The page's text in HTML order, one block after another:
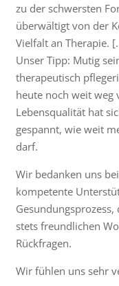
zu der schwersten
überwältigt von der
Vielfalt an Therapie.
Unser Tipp: Mutig
therapeutisch
heute noch weit weg
Lebensqualität hat
gespannt, wie weit
darf.
Wir bedanken uns
kompetente
stets freundlichen
Rückfragen.
Wir fühlen uns sehr